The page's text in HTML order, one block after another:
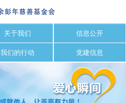
关于我们 信息公开
我们的行动 党建信息